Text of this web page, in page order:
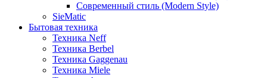
Современный стиль (Modern Style)
SieMatic
Бытовая техника
Техника Neff
Техника Berbel
Техника Gaggenau
Техника Miele